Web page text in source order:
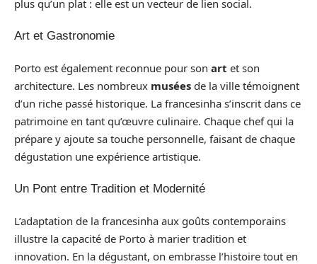
plus qu’un plat : elle est un vecteur de lien social.
Art et Gastronomie
Porto est également reconnue pour son art et son
architecture. Les nombreux musées de la ville témoignent
d’un riche passé historique. La francesinha s’inscrit dans ce
patrimoine en tant qu’œuvre culinaire. Chaque chef qui la
prépare y ajoute sa touche personnelle, faisant de chaque
dégustation une expérience artistique.
Un Pont entre Tradition et Modernité
L’adaptation de la francesinha aux goûts contemporains
illustre la capacité de Porto à marier tradition et
innovation. En la dégustant, on embrasse l’histoire tout en